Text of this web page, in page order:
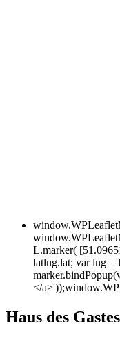
L.marker(
latlng.lat; var lng =
</
Haus des